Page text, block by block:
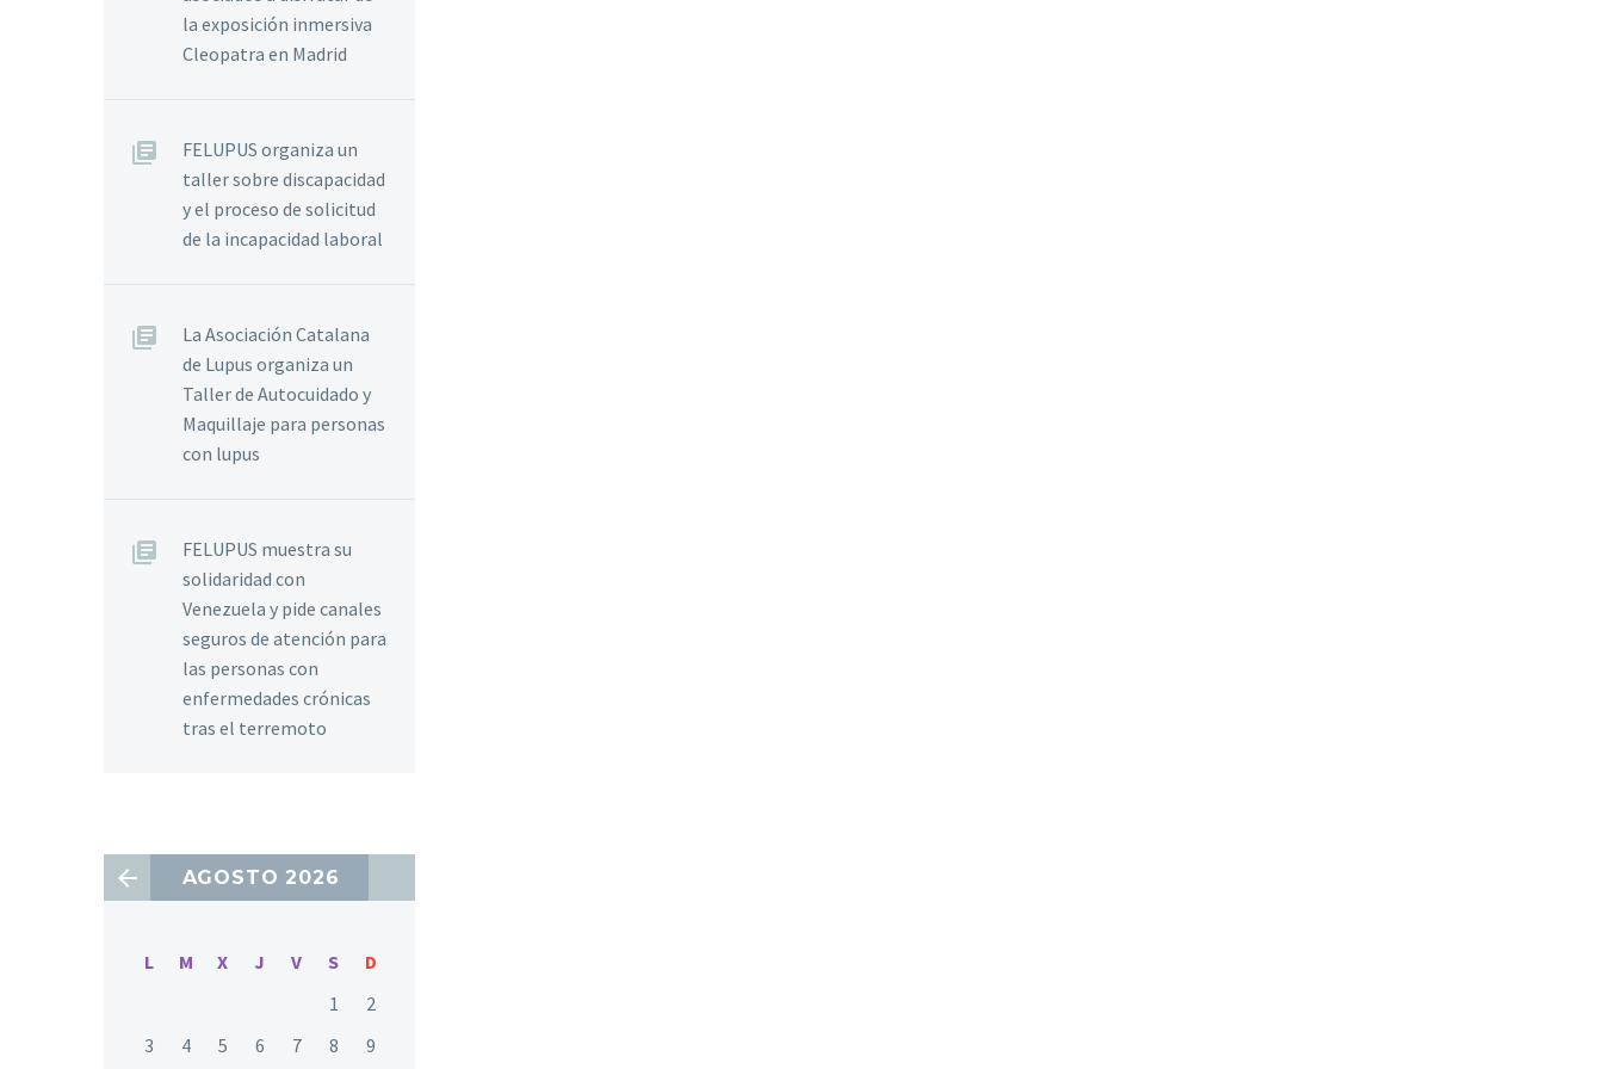
la exposición inmersiva
Cleopatra en Madrid
FELUPUS organiza un
taller sobre discapacidad
y el proceso de solicitud
de la incapacidad laboral
La Asociación Catalana
de Lupus organiza un
Taller de Autocuidado y
Maquillaje para personas
con lupus
FELUPUS muestra su
solidaridad con
Venezuela y pide canales
seguros de atención para
las personas con
enfermedades crónicas
tras el terremoto
AGOSTO 2026
L M X J V S
D
1
2
3
4 5 6 7 8 9